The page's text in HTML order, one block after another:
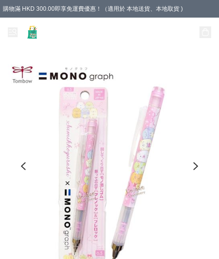
購物滿 HKD 300.00即享免運費優惠！（適用於 本地送貨、本地取貨 )